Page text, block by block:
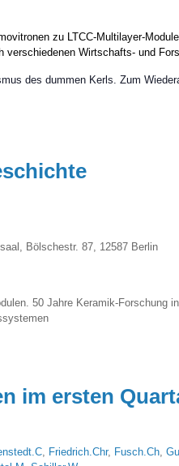
zu LTCC-Multilayer-
verschiedenen Wirtschafts- und
des dummen Kerls. Zum
Bölschestr. 87, 12587 Berlin
50 Jahre Keramik-Forschung
im ersten
Friedrich.Chr, Fusch.Ch